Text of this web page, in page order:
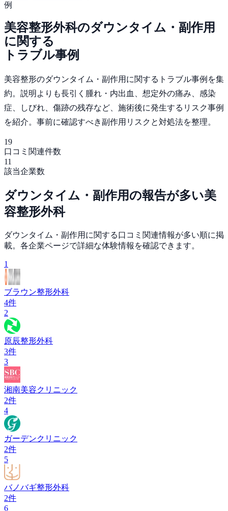
例
美容整形外科のダウンタイム・副作用
に関する
トラブル事例
美容整形のダウンタイム・副作用に関するトラブル事例を集
約。説明よりも長引く腫れ・内出血、想定外の痛み、感染
症、しびれ、傷跡の残存など、施術後に発生するリスク事例
を紹介。事前に確認すべき副作用リスクと対処法を整理。
19
口コミ関連件数
11
該当企業数
ダウンタイム・副作用の報告が多い美
容整形外科
ダウンタイム・副作用 に関する口コミ関連情報が多い順に掲
載。各企業ページで詳細な体験情報を確認できます。
1
ブラウン整形外科
4件
2
原辰整形外科
3件
3
湘南美容クリニック
2件
4
ガーデンクリニック
2件
5
バノバギ整形外科
2件
6